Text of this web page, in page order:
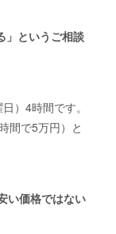
」というご相談
）4時間です。
間で5万円）と
い価格ではない